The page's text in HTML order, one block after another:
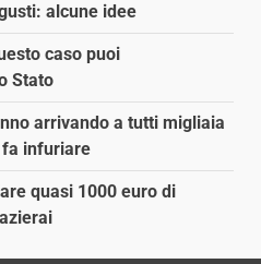
alcune idee
caso puoi
Stato
arrivando a tutti migliaia
infuriare
quasi 1000 euro di